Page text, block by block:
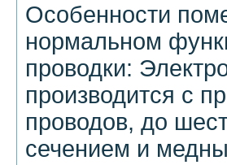
Особенности
нормальном
проводки:
производится с
проводов, до
сечением и